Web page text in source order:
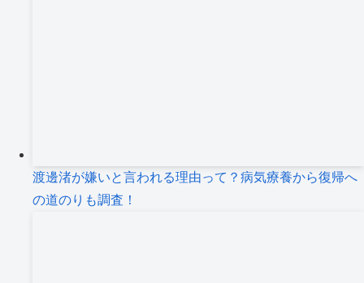
渡邊渚が嫌いと言われる理由って？病気療養から復帰へ
の道のりも調査！